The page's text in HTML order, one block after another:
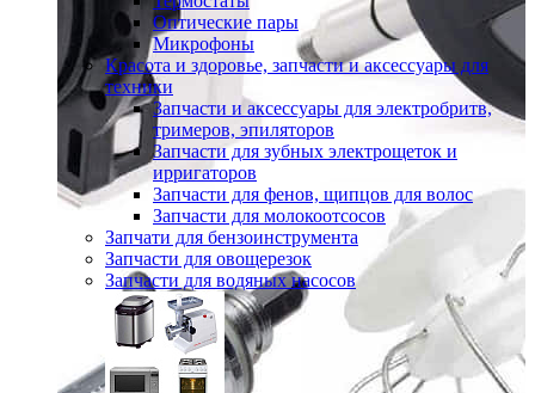
Оптические пары
Микрофоны
Красота и здоровье, запчасти и аксессуары для
техники
Запчасти и аксессуары для электробритв,
тримеров, эпиляторов
Запчасти для зубных электрощеток и
ирригаторов
Запчасти для фенов, щипцов для волос
Запчасти для молокоотсосов
Запчати для бензоинструмента
Запчасти для овощерезок
Запчасти для водяных насосов